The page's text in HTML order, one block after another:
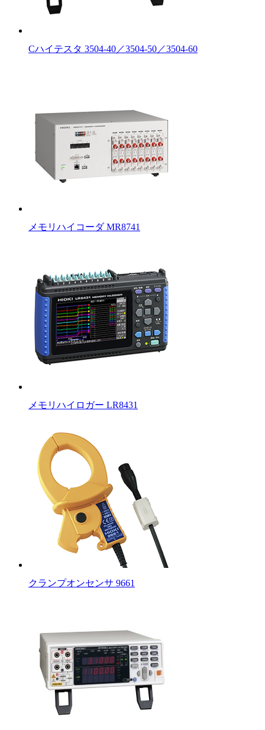
Cハイテスタ 3504-40／3504-50／3504-60
メモリハイコーダ MR8741
メモリハイロガー LR8431
クランプオンセンサ 9661